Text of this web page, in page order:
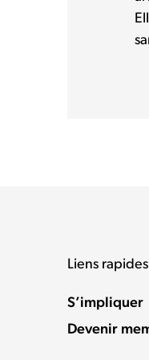
Liens rapides
S’impliquer
Devenir